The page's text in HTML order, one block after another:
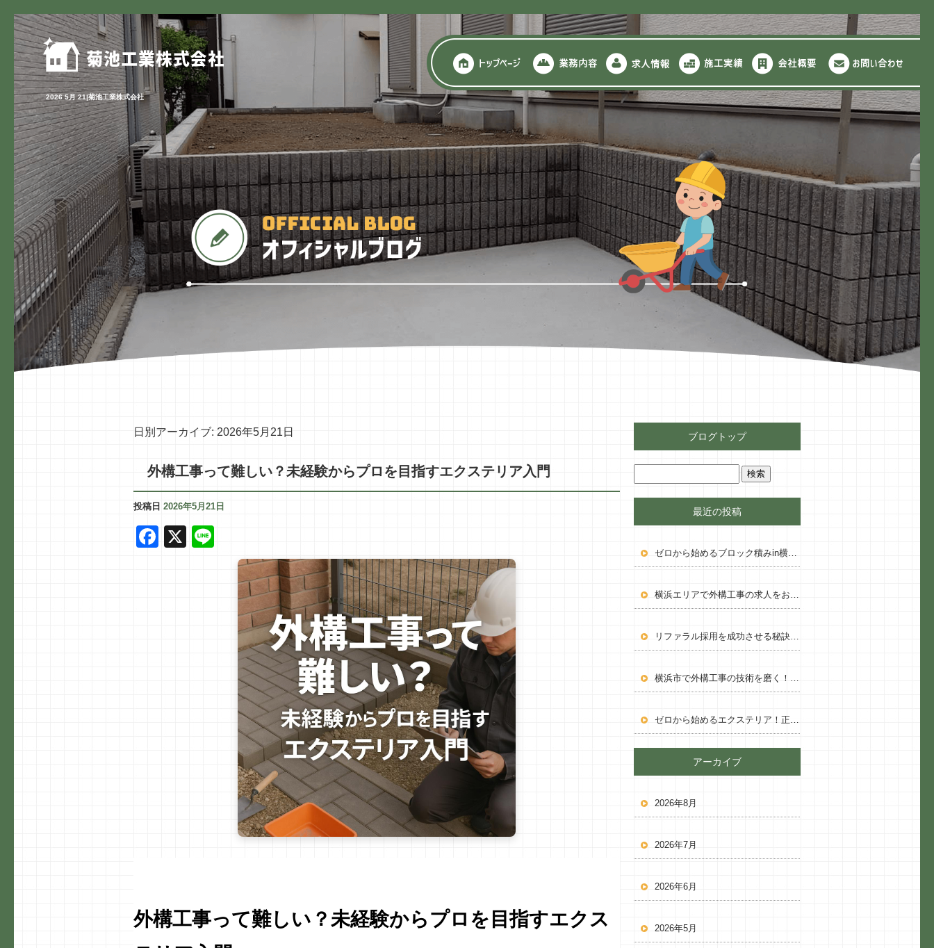
2026 5月 21|菊池工業株式会社
日別アーカイブ: 2026年5月21日
外構工事って難しい？未経験からプロを目指すエクステリア入門
投稿日 2026年5月21日
F
X
外構工事って難しい？未経験からプロを目指すエクス
ブログトップ
最近の投稿
アーカイブ
2026年8月
2026年7月
2026年6月
2026年5月